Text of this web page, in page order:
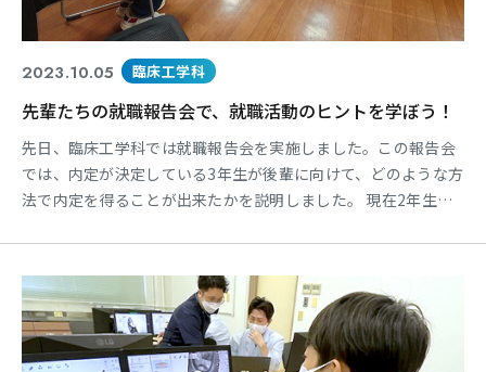
2023.10.05 臨床工学科
先輩たちの就職報告会で、就職活動のヒントを学ぼう！
先日、臨床工学科では就職報告会を実施しました。この報告会
では、内定が決定している3年生が後輩に向けて、どのような方
法で内定を得ることが出来たかを説明しました。 現在2年生は
院で求められる人材や、これからどのように動いていく必要が
あるかを知ることで、早期より就職を意識してもらいます。 報